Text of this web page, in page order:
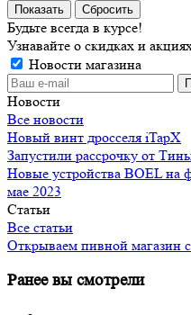
Сбросить
Будьте всегда в курсе!
Узнавайте о скидках и
Новости магазина
Новости
Все новости
Новый винт дросселя iTapX
Запустили рассрочку от
Новые устройства BOEL на
мае 2023
Статьи
Все статьи
Открываем пивной магазин
Ранее вы смотрели